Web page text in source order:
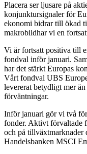
Placera ser ljusare på
konjunktursignaler för
ekonomi bidrar till ökad
makrobildhar vi en
Vi är fortsatt positiva till
fondval inför januari.
har det stärkt Europas
Vårt fondval UBS
levererat betydligt mer
förväntningar.
Inför januari gör vi två
fonder. Aktivt förvaltade
och på tillväxtmarknader
Handelsbanken MSCI